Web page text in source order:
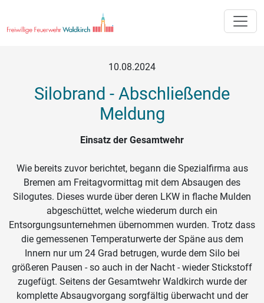
10.08.2024
Silobrand - Abschließende
Meldung
Einsatz der Gesamtwehr
Wie bereits zuvor berichtet, begann die Spezialfirma aus
Bremen am Freitagvormittag mit dem Absaugen des
Silogutes. Dieses wurde über deren LKW in flache Mulden
abgeschüttet, welche wiederum durch ein
Entsorgungsunternehmen übernommen wurden. Trotz dass
die gemessenen Temperaturwerte der Späne aus dem
Innern nur um 24 Grad betrugen, wurde dem Silo bei
größeren Pausen - so auch in der Nacht - wieder Stickstoff
zugefügt. Seitens der Gesamtwehr Waldkirch wurde der
komplette Absaugvorgang sorgfältig überwacht und der